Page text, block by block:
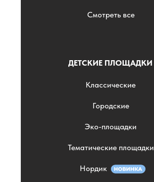
Смотреть все
ДЕТСКИЕ ПЛОЩАДКИ
Классические
Городские
Эко-площадки
Тематические площадки
Нордик